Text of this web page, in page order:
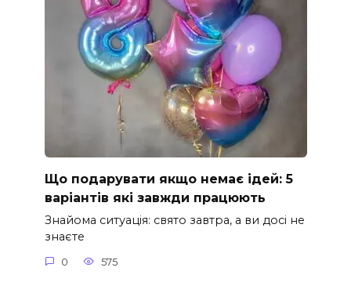
Що подарувати якщо немає ідей: 5
варіантів які завжди працюють
Знайома ситуація: свято завтра, а ви досі не
знаєте
0 575